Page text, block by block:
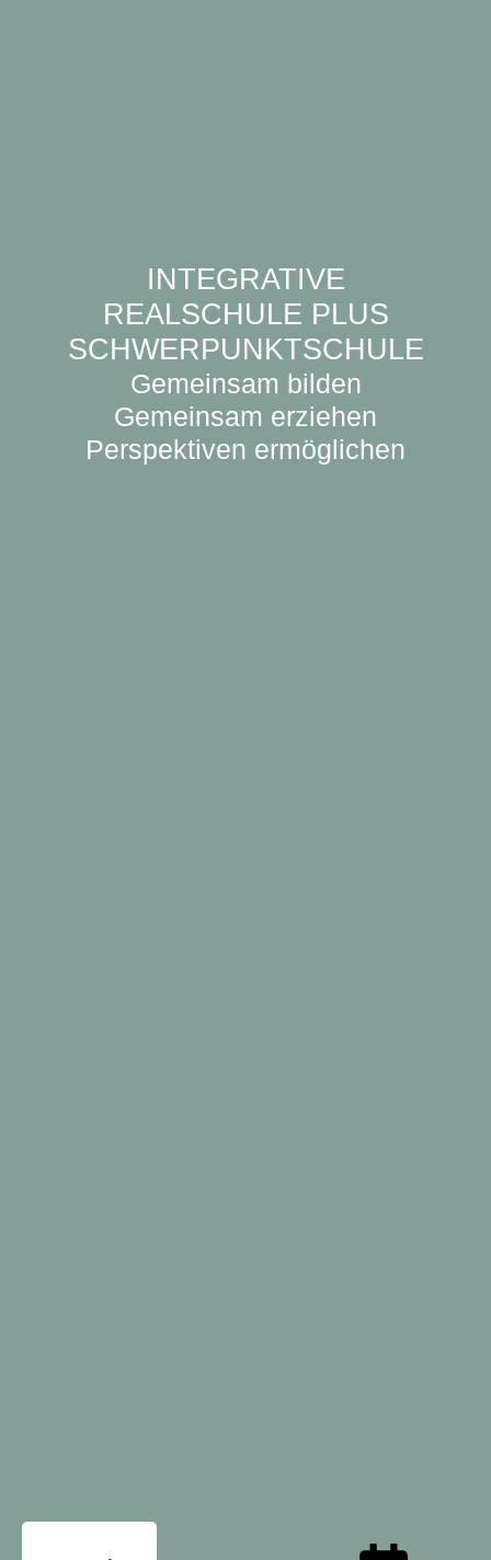
INTEGRATIVE
REALSCHULE PLUS
SCHWERPUNKTSCHULE
Gemeinsam bilden
Gemeinsam erziehen
Perspektiven ermöglichen